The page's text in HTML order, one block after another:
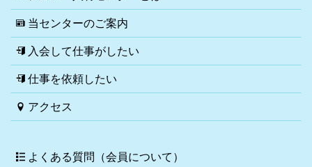
当センターのご案内
入会して仕事がしたい
仕事を依頼したい
アクセス
よくある質問（会員について）